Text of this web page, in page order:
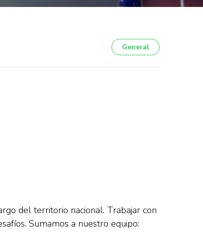
General
del territorio nacional. Trabajar con
Sumamos a nuestro equipo: